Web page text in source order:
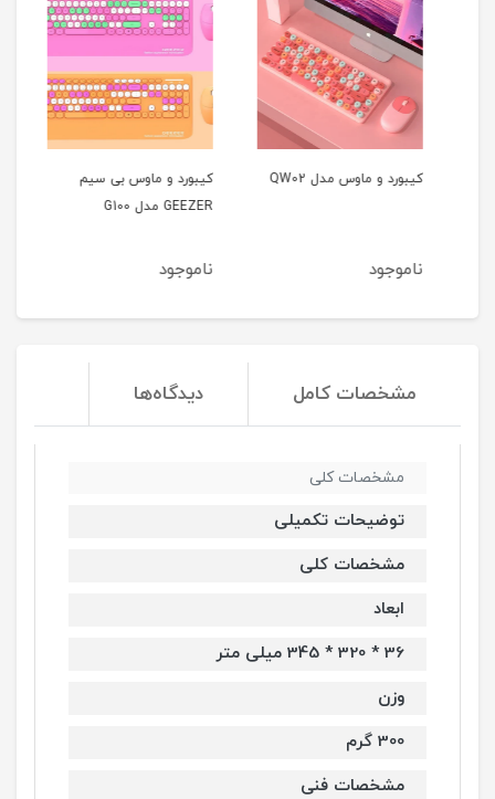
کیبورد و ماوس مدل QW02
ناموجود
کیبورد و ماوس بی سیم
GEEZER مدل G100
ناموجود
مشخصات کامل دیدگاه‌ها
مشخصات کلی
توضیحات تکمیلی
مشخصات کلی
ابعاد
36 * 320 * 345 میلی متر
وزن
300 گرم
مشخصات فنی